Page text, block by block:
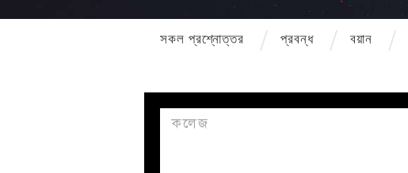
সকল প্রশ্নোত্তর প্রবন্ধ বয়ান
কলেজ